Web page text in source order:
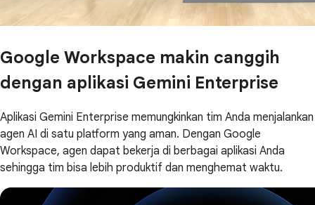
Google Workspace makin canggih
dengan aplikasi Gemini Enterprise
Aplikasi Gemini Enterprise memungkinkan tim Anda menjalankan
agen AI di satu platform yang aman. Dengan Google
Workspace, agen dapat bekerja di berbagai aplikasi Anda
sehingga tim bisa lebih produktif dan menghemat waktu.